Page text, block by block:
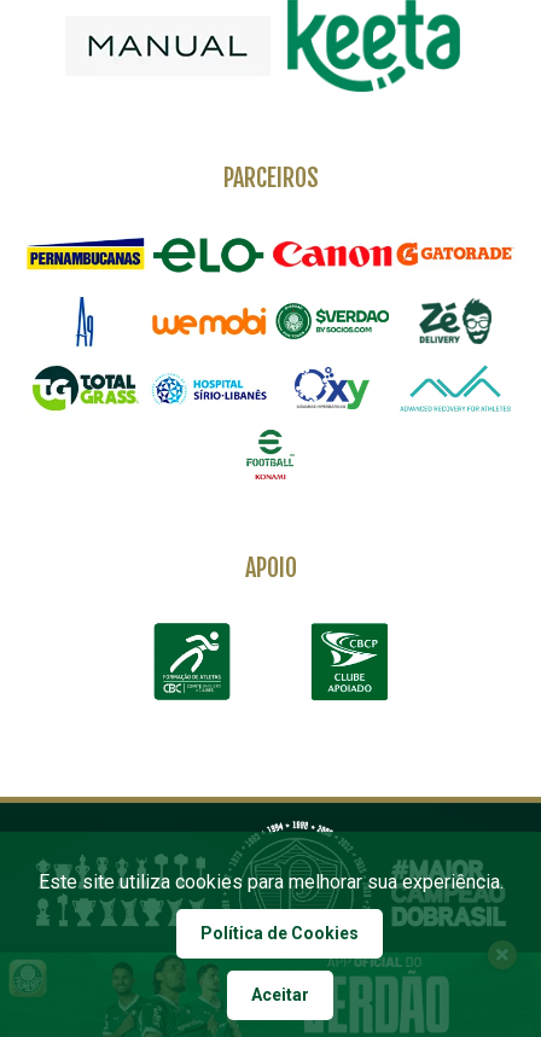
PARCEIROS
APOIO
COPYRIGHT 2026 PALMEIRAS. TODOS OS DIREITOS RESERVADOS
Este site utiliza cookies para melhorar sua experiência.
Política de Cookies
Aceitar